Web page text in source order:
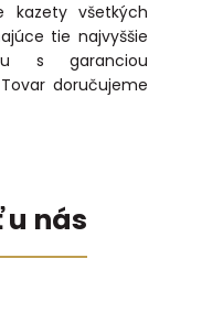
kazety všetkých
tie najvyššie
s garanciou
doručujeme
nás